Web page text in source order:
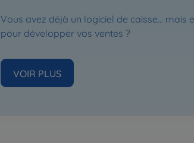
Vous avez déjà un logiciel de caisse… mais
pour développer vos ventes ?
VOIR PLUS